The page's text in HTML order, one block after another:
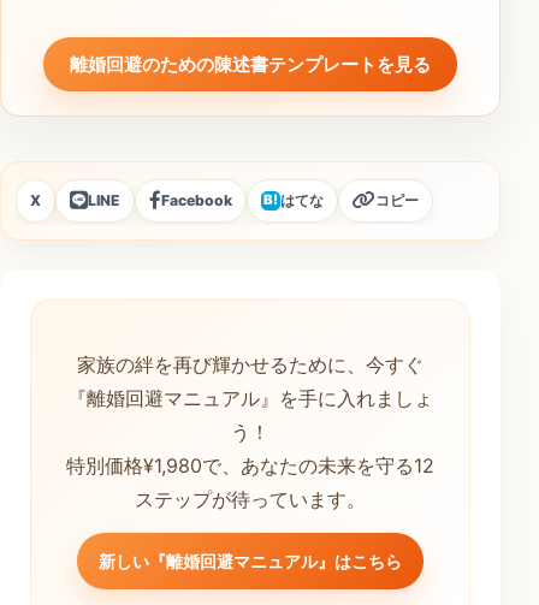
離婚回避のための陳述書テンプレートを見る
X LINE Facebook B!はてな コピー
家族の絆を再び輝かせるために、今すぐ
『離婚回避マニュアル』を手に入れましょ
う！
特別価格¥1,980で、あなたの未来を守る12
ステップが待っています。
新しい『離婚回避マニュアル』はこちら